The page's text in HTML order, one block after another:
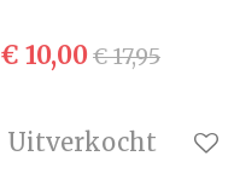
€ 10,00€ 17,95
Uitverkocht